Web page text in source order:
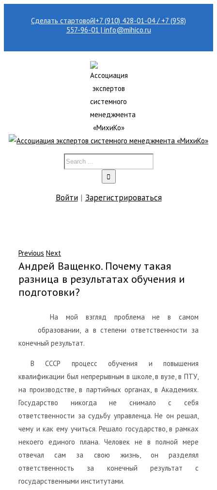
Сделать стартовой|+7 (910) 428-01-04 / +7 (958)
557-96-01 | info@mihico.ru
Войти| Зарегистрироваться
Previous Next
Андрей Ващенко. Почему такая
разница в результатах обучения и
подготовки?
На мой взгляд проблема не в самом
образовании, а в степени ответственности за
конечный результат.
В СССР процесс обучения и повышения
квалификации был непрерывным в школе, в вузе, в ПТУ,
на производстве, в партийных органах, в Академиях.
Государство никогда не снимало с себя
ответственности за судьбу управленца. Не он решал,
чему и как ему учиться. Решало государство, в рамках
некоего единого плана. Человек не в полной мере
отвечал сам за свою жизнь, он разделял
ответственность за конечный результат с
государственными институтами.